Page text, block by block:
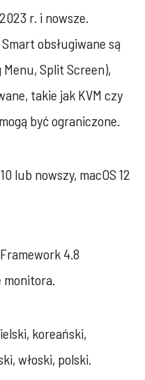
r. i nowsze.
obsługiwane są
Split Screen),
takie jak KVM czy
być ograniczone.
lub nowszy, macOS 12
4.8
monitora.
koreański,
włoski, polski.